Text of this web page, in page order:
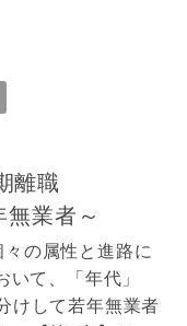
離職
業者～
の属性と進路に
て、「年代」
けして若年無業者